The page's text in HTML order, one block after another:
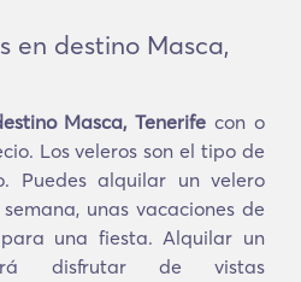
en destino Masca,
Masca, Tenerife con o
Los veleros son el tipo de
Puedes alquilar un velero
unas vacaciones de
una fiesta. Alquilar un
disfrutar de vistas